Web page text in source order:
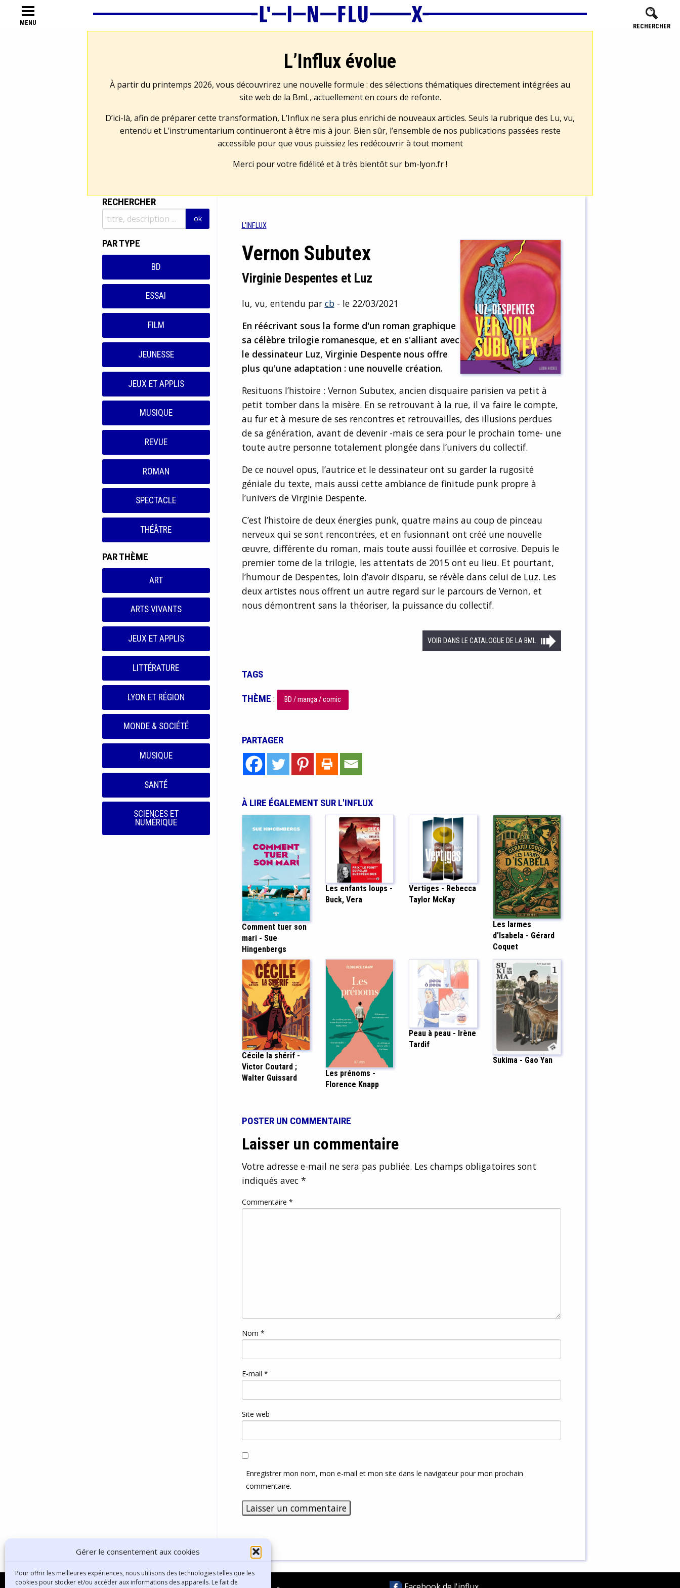
Gérer le consentement aux cookies
Pour offrir les meilleures expériences, nous utilisons des technologies telles que les
cookies pour stocker et/ou accéder aux informations des appareils. Le fait de
MENU RECHERCHER
L’Influx évolue
À partir du printemps 2026, vous découvrirez une nouvelle formule : des sélections thématiques directement intégrées au
site web de la BmL, actuellement en cours de refonte.
D’ici-là, afin de préparer cette transformation, L’Influx ne sera plus enrichi de nouveaux articles. Seuls la rubrique des Lu, vu,
entendu et L’instrumentarium continueront à être mis à jour. Bien sûr, l’ensemble de nos publications passées reste
accessible pour que vous puissiez les redécouvrir à tout moment
Merci pour votre fidélité et à très bientôt sur bm-lyon.fr!
RECHERCHER
PAR TYPE
BD
ESSAI
FILM
JEUNESSE
JEUX ET APPLIS
MUSIQUE
REVUE
ROMAN
SPECTACLE
THÉÂTRE
PAR THÈME
ART
ARTS VIVANTS
JEUX ET APPLIS
LITTÉRATURE
LYON ET RÉGION
MONDE & SOCIÉTÉ
MUSIQUE
SANTÉ
SCIENCES ET
NUMÉRIQUE
L'INFLUX
Vernon Subutex
Virginie Despentes et Luz
lu, vu, entendu par cb- le 22/03/2021
En réécrivant sous la forme d'un roman graphique
sa célèbre trilogie romanesque, et en s'alliant avec
le dessinateur Luz, Virginie Despente nous offre
plus qu'une adaptation : une nouvelle création.
Resituons l’histoire : Vernon Subutex, ancien disquaire parisien va petit à
petit tomber dans la misère. En se retrouvant à la rue, il va faire le compte,
au fur et à mesure de ses rencontres et retrouvailles, des illusions perdues
de sa génération, avant de devenir -mais ce sera pour le prochain tome- une
toute autre personne totalement plongée dans l’univers du collectif.
De ce nouvel opus, l’autrice et le dessinateur ont su garder la rugosité
géniale du texte, mais aussi cette ambiance de finitude punk propre à
l’univers de Virginie Despente.
C’est l’histoire de deux énergies punk, quatre mains au coup de pinceau
nerveux qui se sont rencontrées, et en fusionnant ont créé une nouvelle
œuvre, différente du roman, mais toute aussi fouillée et corrosive. Depuis le
premier tome de la trilogie, les attentats de 2015 ont eu lieu. Et pourtant,
l’humour de Despentes, loin d’avoir disparu, se révèle dans celui de Luz. Les
deux artistes nous offrent un autre regard sur le parcours de Vernon, et
nous démontrent sans la théoriser, la puissance du collectif.
VOIR DANS LE CATALOGUE DE LA BML
TAGS
THÈME : BD / manga / comic
PARTAGER
À LIRE ÉGALEMENT SUR L'INFLUX
Comment tuer son
mari - Sue
Hingenbergs
Les enfants loups -
Buck, Vera
Vertiges - Rebecca
Taylor McKay
Les larmes
d'Isabela - Gérard
Coquet
Cécile la shérif -
Victor Coutard ;
Walter Guissard
Les prénoms -
Florence Knapp
Peau à peau - Irène
Tardif
Sukima - Gao Yan
POSTER UN COMMENTAIRE
Laisser un commentaire
Votre adresse e-mail ne sera pas publiée. Les champs obligatoires sont
indiqués avec *
Commentaire *
Nom *
E-mail *
Site web
Enregistrer mon nom, mon e-mail et mon site dans le navigateur pour mon prochain
commentaire.